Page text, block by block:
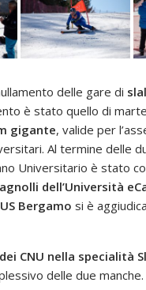
delle gare di
è stato quello di
gigante, valide per
Al termine delle
Universitario è stato
dell’Università
Bergamo si è
CNU nella specialità
delle due manche.